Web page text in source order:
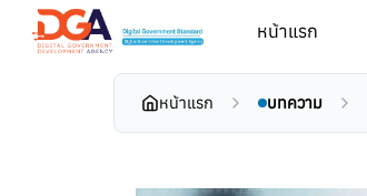
หน้าแรก
หน้าแรก บทความ